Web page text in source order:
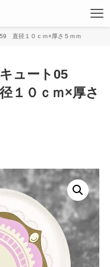
直径１０ｃｍ×厚さ５ｍｍ
ュート05
０ｃｍ×厚さ